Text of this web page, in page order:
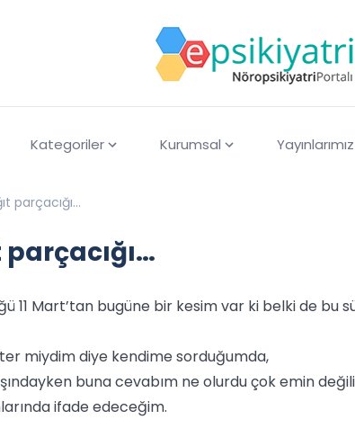
Kategoriler Kurumsal Yayınlarımız
parçacığı…
11 Mart’tan bugüne bir kesim var ki belki de bu
miydim diye kendime sorduğumda,
buna cevabım ne olurdu çok emin
ifade edeceğim.